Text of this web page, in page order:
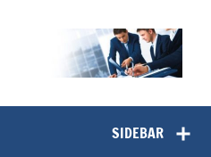
OIKOS Institut
SIDEBAR